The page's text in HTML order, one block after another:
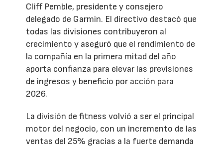
Cliff Pemble, presidente y consejero
delegado de Garmin. El directivo destacó que
todas las divisiones contribuyeron al
crecimiento y aseguró que el rendimiento de
la compañía en la primera mitad del año
aporta confianza para elevar las previsiones
de ingresos y beneficio por acción para
2026.
La división de fitness volvió a ser el principal
motor del negocio, con un incremento de las
ventas del 25% gracias a la fuerte demanda